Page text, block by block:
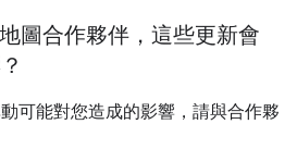
圖合作夥伴，這些更新會
可能對您造成的影響，請與合作夥